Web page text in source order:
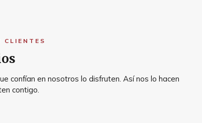
CLIENTES
confían en nosotros lo disfruten. Así nos lo hacen
contigo.